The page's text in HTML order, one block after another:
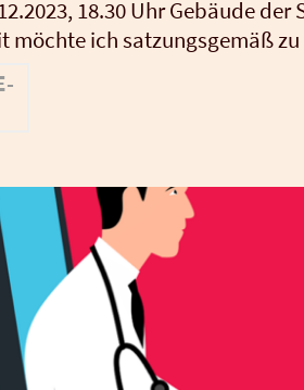
18.30 Uhr Gebäu­de
möch­te ich sat­zungs­ge­mäß